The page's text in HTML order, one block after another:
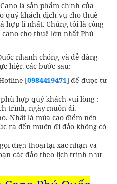
là sản phẩm chính của
quý khách dịch vụ cho thuê
hợp lí nhất. Chúng tôi là công
cho thuê lớn nhất Phú
nhanh chóng và dễ dàng
hiện các bước sau:
[0984419471] để được tư
hợp quý khách vui lòng :
trình, ngày muốn đi.
Nhất là mùa cao điểm nên
ra đến muốn đi đảo không có
điện thoại lại xác nhận và
các đảo theo lịch trình như